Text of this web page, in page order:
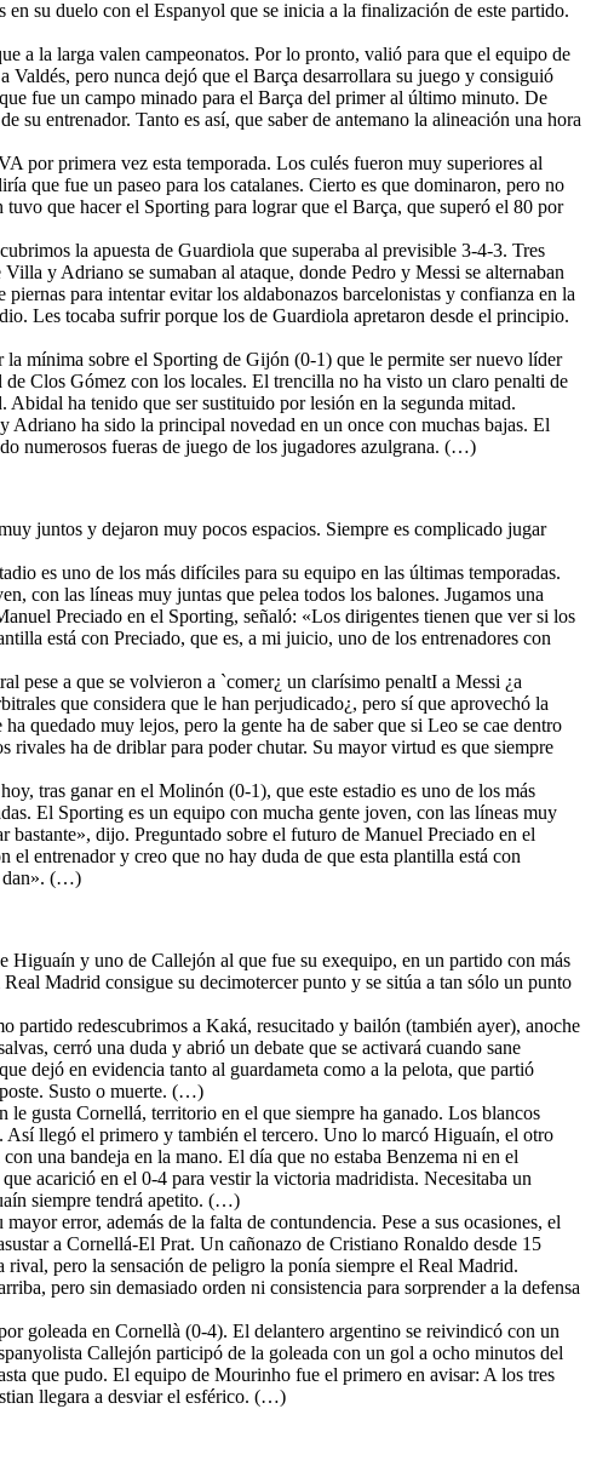
su duelo con el Espanyol que se inicia a la finalización de este partido.
a la larga valen campeonatos. Por lo pronto, valió para que el equipo de
pero nunca dejó que el Barça desarrollara su juego y consiguió
fue un campo minado para el Barça del primer al último minuto. De
su entrenador. Tanto es así, que saber de antemano la alineación una hora
por primera vez esta temporada. Los culés fueron muy superiores al
que fue un paseo para los catalanes. Cierto es que dominaron, pero no
que hacer el Sporting para lograr que el Barça, que superó el 80 por
la apuesta de Guardiola que superaba al previsible 3-4-3. Tres
y Adriano se sumaban al ataque, donde Pedro y Messi se alternaban
para intentar evitar los aldabonazos barcelonistas y confianza en la
Les tocaba sufrir porque los de Guardiola apretaron desde el principio.
mínima sobre el Sporting de Gijón (0-1) que le permite ser nuevo líder
Clos Gómez con los locales. El trencilla no ha visto un claro penalti de
ha tenido que ser sustituido por lesión en la segunda mitad.
ha sido la principal novedad en un once con muchas bajas. El
numerosos fueras de juego de los jugadores azulgrana. (…)
juntos y dejaron muy pocos espacios. Siempre es complicado jugar
es uno de los más difíciles para su equipo en las últimas temporadas.
con las líneas muy juntas que pelea todos los balones. Jugamos una
Preciado en el Sporting, señaló: «Los dirigentes tienen que ver si los
está con Preciado, que es, a mi juicio, uno de los entrenadores con
pese a que se volvieron a `comer¿ un clarísimo penaltI a Messi ¿a
que considera que le han perjudicado¿, pero sí que aprovechó la
quedado muy lejos, pero la gente ha de saber que si Leo se cae dentro
rivales ha de driblar para poder chutar. Su mayor virtud es que siempre
tras ganar en el Molinón (0-1), que este estadio es uno de los más
El Sporting es un equipo con mucha gente joven, con las líneas muy
dijo. Preguntado sobre el futuro de Manuel Preciado en el
entrenador y creo que no hay duda de que esta plantilla está con
dan». (…)
y uno de Callejón al que fue su exequipo, en un partido con más
Madrid consigue su decimotercer punto y se sitúa a tan sólo un punto
partido redescubrimos a Kaká, resucitado y bailón (también ayer), anoche
cerró una duda y abrió un debate que se activará cuando sane
dejó en evidencia tanto al guardameta como a la pelota, que partió
Susto o muerte. (…)
gusta Cornellá, territorio en el que siempre ha ganado. Los blancos
Así llegó el primero y también el tercero. Uno lo marcó Higuaín, el otro
una bandeja en la mano. El día que no estaba Benzema ni en el
acarició en el 0-4 para vestir la victoria madridista. Necesitaba un
siempre tendrá apetito. (…)
error, además de la falta de contundencia. Pese a sus ocasiones, el
a Cornellá-El Prat. Un cañonazo de Cristiano Ronaldo desde 15
pero la sensación de peligro la ponía siempre el Real Madrid.
pero sin demasiado orden ni consistencia para sorprender a la defensa
goleada en Cornellà (0-4). El delantero argentino se reivindicó con un
Callejón participó de la goleada con un gol a ocho minutos del
que pudo. El equipo de Mourinho fue el primero en avisar: A los tres
llegara a desviar el esférico. (…)